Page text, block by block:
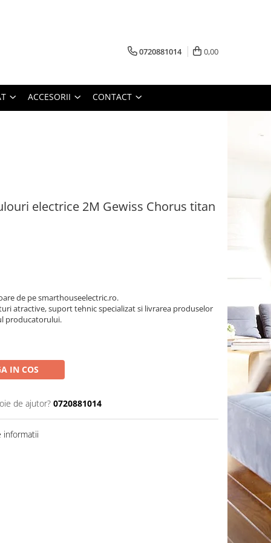
0720881014 0,00
ACCESORII CONTACT
electrice 2M Gewiss Chorus titan
de pe smarthouseelectric.ro.
atractive, suport tehnic specializat si livrarea produselor
producatorului.
IN COS
de ajutor? 0720881014
informatii